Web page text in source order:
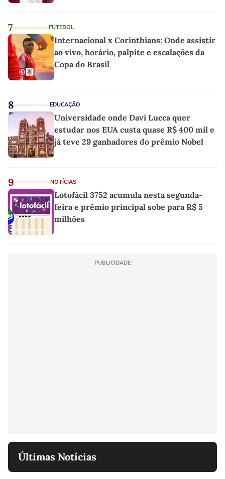
7 FUTEBOL
Internacional x Corinthians: Onde assistir
ao vivo, horário, palpite e escalações da
Copa do Brasil
8 EDUCAÇÃO
Universidade onde Davi Lucca quer
estudar nos EUA custa quase R$ 400 mil e
já teve 29 ganhadores do prêmio Nobel
9 NOTÍCIAS
Lotofácil 3752 acumula nesta segunda-
feira e prêmio principal sobe para R$ 5
milhões
PUBLICIDADE
Últimas Notícias